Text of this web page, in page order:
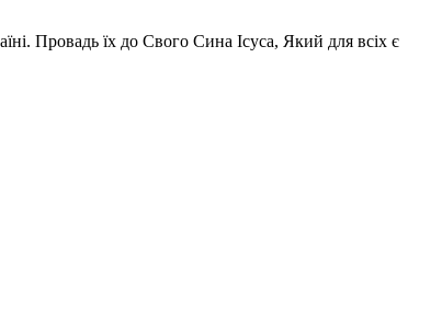
Провадь їх до Свого Сина Ісуса, Який для всіх є